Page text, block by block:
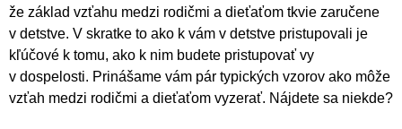
že základ vzťahu medzi rodičmi a dieťaťom tkvie zaručene
v detstve. V skratke to ako k vám v detstve pristupovali je
kľúčové k tomu, ako k nim budete pristupovať vy
v dospelosti. Prinášame vám pár typických vzorov ako môže
vzťah medzi rodičmi a dieťaťom vyzerať. Nájdete sa niekde?